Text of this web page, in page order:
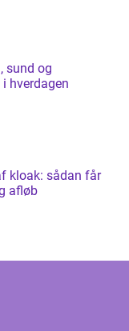
sund og
hverdagen
kloak: sådan får
afløb